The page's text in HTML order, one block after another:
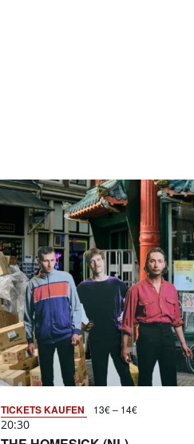
20:30
TICKETS KAUFEN 13€ – 14€